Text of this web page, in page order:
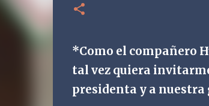
*Como el compañero
tal vez quiera
presidenta y a